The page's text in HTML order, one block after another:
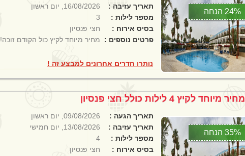
תאריך עזיבה :
16/08/2026, יום ראשון
מספר לילות :
3
בסיס אירוח :
חצי פנסיון
פרטים נוספים :
מחיר מיוחד לקיץ כול הקודם זוכה!
נותרו חדרים אחרונים למבצע זה !
24% הנחה
מחיר מיוחד לקיץ 4 לילות כולל חצי פנסיון
תאריך הגעה :
09/08/2026, יום ראשון
תאריך עזיבה :
13/08/2026, יום חמישי
מספר לילות :
4
בסיס אירוח :
חצי פנסיון
35% הנחה